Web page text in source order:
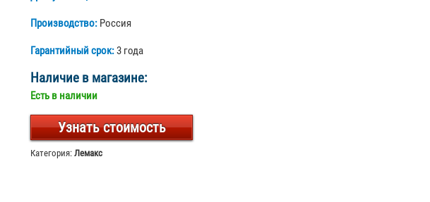
Производство: Россия
Гарантийный срок:3 года
Наличие в магазине:
Есть в наличии
Узнать стоимость
Категория:Лемакс